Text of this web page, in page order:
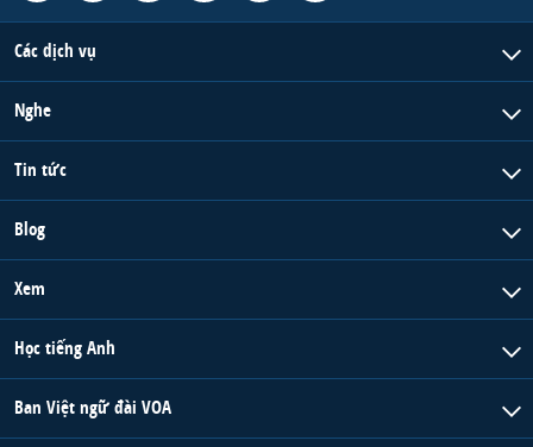
Các dịch vụ
Nghe
Tin tức
Blog
Xem
Học tiếng Anh
Ban Việt ngữ đài VOA